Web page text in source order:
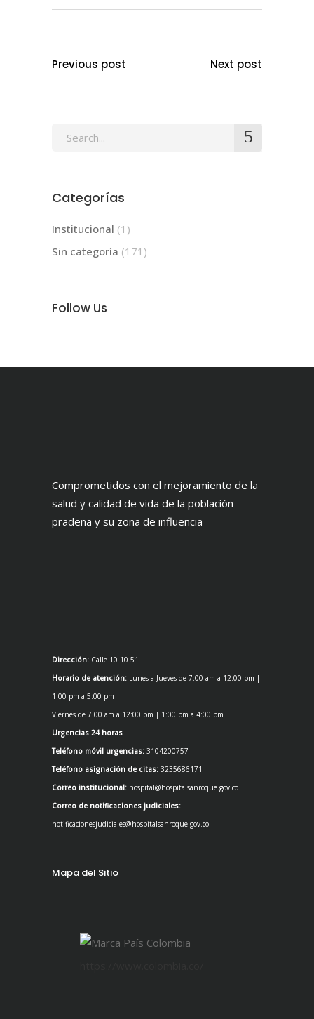
Previous post Next post
Search
Categorías
Institucional (1)
Sin categoría (171)
Follow Us
Comprometidos con el mejoramiento de la
salud y calidad de vida de la población
pradeña y su zona de influencia
Dirección: Calle 10 10 51
Horario de atención: Lunes a Jueves de 7:00 am a 12:00 pm |
1:00 pm a 5:00 pm
Viernes de 7:00 am a 12:00 pm | 1:00 pm a 4:00 pm
Urgencias 24 horas
Teléfono móvil urgencias: 3104200757
Teléfono asignación de citas: 3235686171
Correo institucional: hospital@hospitalsanroque.gov.co
Correo de notificaciones judiciales:
notificacionesjudiciales@hospitalsanroque.gov.co
Mapa del Sitio